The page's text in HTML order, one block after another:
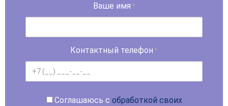
Ваше имя *
Контактный телефон *
Соглашаюсь с обработкой своих